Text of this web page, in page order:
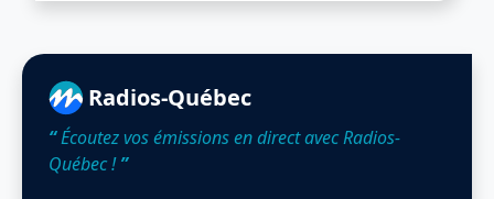
Radios-Québec
“Écoutez vos émissions en direct avec Radios-
Québec !”